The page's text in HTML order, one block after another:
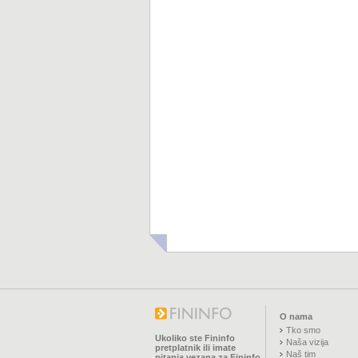
Ukoliko ste Fininfo
pretplatnik ili imate
O nama
Tko smo
Naša vizija
Naš tim